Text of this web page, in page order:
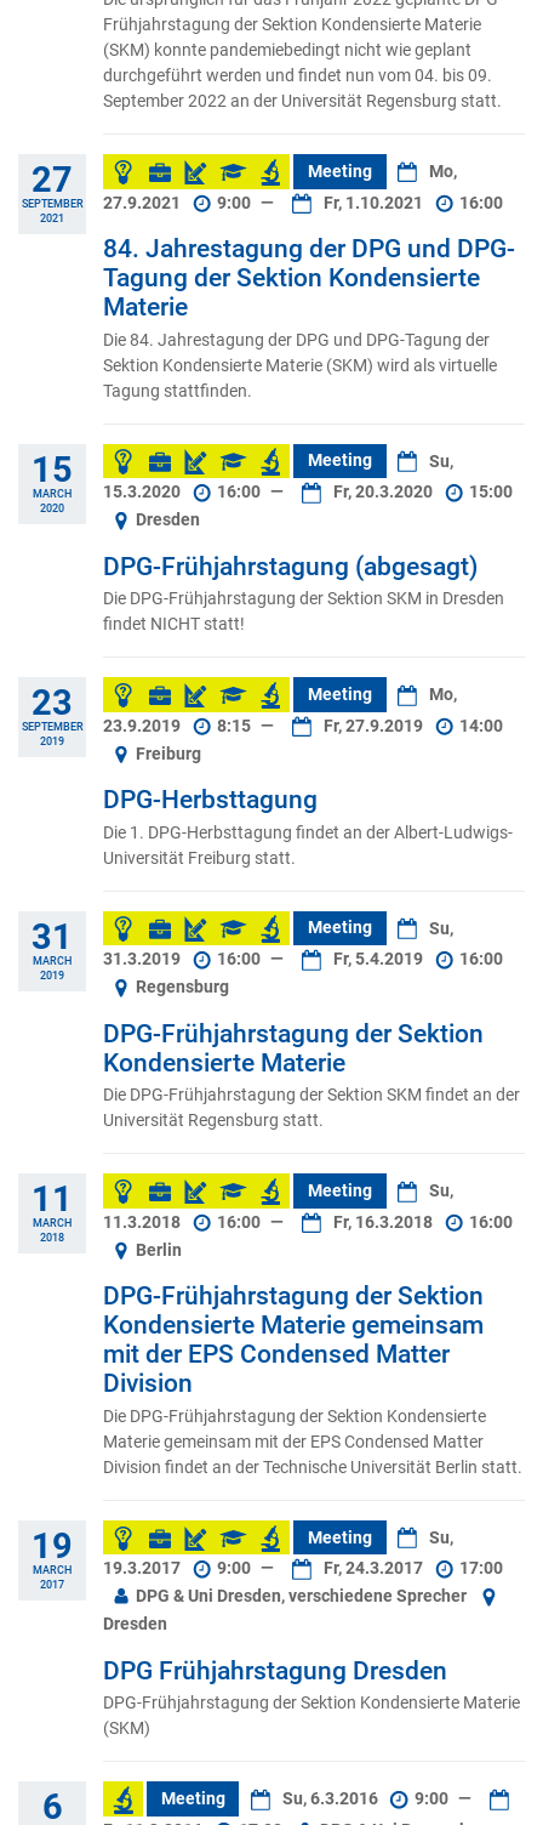
Frühjahrstagung der Sektion Kondensierte Materie
(SKM) konnte pandemiebedingt nicht wie geplant
durchgeführt werden und findet nun vom 04. bis 09.
September 2022 an der Universität Regensburg statt.
27
SEPTEMBER
2021
Meeting
Mo,
27.9.2021
9:00 — Fr, 1.10.2021 16:00
84. Jahrestagung der DPG und DPG-
Tagung der Sektion Kondensierte
Materie
Die 84. Jahrestagung der DPG und DPG-Tagung der
Sektion Kondensierte Materie (SKM) wird als virtuelle
Tagung stattfinden.
15
MARCH
2020
Meeting
Su,
15.3.2020
16:00 — Fr, 20.3.2020
15:00
Dresden
DPG-Frühjahrstagung (abgesagt)
Die DPG-Frühjahrstagung der Sektion SKM in Dresden
findet NICHT statt!
23
SEPTEMBER
2019
Meeting
Mo,
23.9.2019
8:15 — Fr, 27.9.2019
14:00
Freiburg
DPG-Herbsttagung
Die 1. DPG-Herbsttagung findet an der Albert-Ludwigs-
Universität Freiburg statt.
31
MARCH
2019
Meeting
Su,
31.3.2019
16:00 — Fr, 5.4.2019
16:00
Regensburg
DPG-Frühjahrstagung der Sektion
Kondensierte Materie
Die DPG-Frühjahrstagung der Sektion SKM findet an der
Universität Regensburg statt.
11
MARCH
2018
Meeting
Su,
11.3.2018
16:00 — Fr, 16.3.2018
16:00
Berlin
DPG-Frühjahrstagung der Sektion
Kondensierte Materie gemeinsam
mit der EPS Condensed Matter
Division
Die DPG-Frühjahrstagung der Sektion Kondensierte
Materie gemeinsam mit der EPS Condensed Matter
Division findet an der Technische Universität Berlin statt.
19
MARCH
2017
Meeting
Su,
19.3.2017
9:00 — Fr, 24.3.2017
17:00
DPG & Uni Dresden, verschiedene Sprecher
Dresden
DPG Frühjahrstagung Dresden
DPG-Frühjahrstagung der Sektion Kondensierte Materie
(SKM)
6 Meeting Su, 6.3.2016 9:00 —